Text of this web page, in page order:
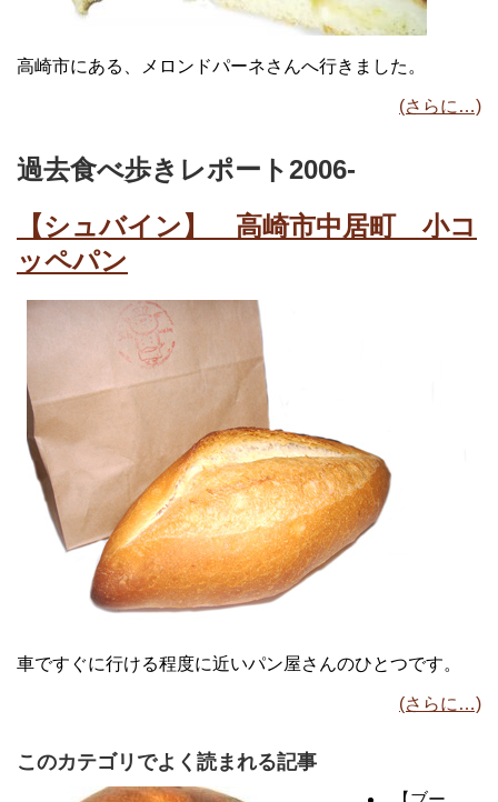
高崎市にある、メロンドパーネさんへ行きました。
(さらに…)
過去食べ歩きレポート2006-
【シュバイン】 高崎市中居町 小コ
ッペパン
車ですぐに行ける程度に近いパン屋さんのひとつです。
(さらに…)
このカテゴリでよく読まれる記事